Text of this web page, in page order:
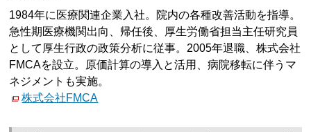
1984年に医療関連企業入社。院内の各種改善活動を指導。
急性期医療機関出向、帰任後、厚生労働省担当主任研究員
として厚生行政の政策分析に従事。2005年退職、株式会社
FMCAを設立。原価計算の導入と活用、病院移転に伴うマ
ネジメントも実施。
株式会社FMCA